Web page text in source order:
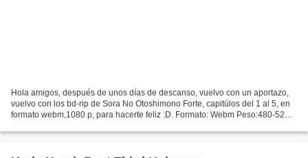
Hola amigos, después de unos días de descanso, vuelvo con un aportazo,
vuelvo con los bd-rip de Sora No Otoshimono Forte, capitúlos del 1 al 5, en
formato webm,1080 p, para hacerte feliz :D. Formato: Webm Peso:480-520